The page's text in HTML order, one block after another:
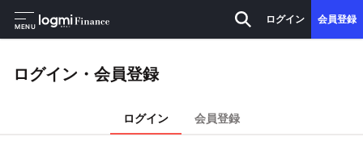
MENU
ログイン 会員登録
ログイン・会員登録
ログイン 会員登録